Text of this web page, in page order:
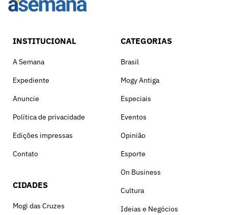
INSTITUCIONAL
A Semana
Expediente
Anuncie
Política de privacidade
Edições impressas
Contato
CIDADES
Mogi das Cruzes
CATEGORIAS
Brasil
Mogy Antiga
Especiais
Eventos
Opinião
Esporte
On Business
Cultura
Ideias e Negócios